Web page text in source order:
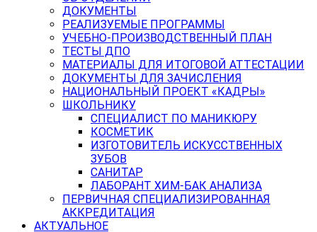
ДОКУМЕНТЫ
РЕАЛИЗУЕМЫЕ ПРОГРАММЫ
УЧЕБНО-ПРОИЗВОДСТВЕННЫЙ ПЛАН
ТЕСТЫ ДПО
МАТЕРИАЛЫ ДЛЯ ИТОГОВОЙ АТТЕСТАЦИИ
ДОКУМЕНТЫ ДЛЯ ЗАЧИСЛЕНИЯ
НАЦИОНАЛЬНЫЙ ПРОЕКТ «КАДРЫ»
ШКОЛЬНИКУ
СПЕЦИАЛИСТ ПО МАНИКЮРУ
КОСМЕТИК
ИЗГОТОВИТЕЛЬ ИСКУССТВЕННЫХ
ЗУБОВ
САНИТАР
ЛАБОРАНТ ХИМ-БАК АНАЛИЗА
ПЕРВИЧНАЯ СПЕЦИАЛИЗИРОВАННАЯ
АККРЕДИТАЦИЯ
АКТУАЛЬНОЕ